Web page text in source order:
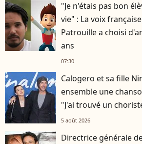
"Je n'étais pas bon
vie" : La voix
Patrouille a choisi
ans
07:30
Calogero et sa fille
ensemble une
"J'ai trouvé un
5 août 2026
Directrice générale